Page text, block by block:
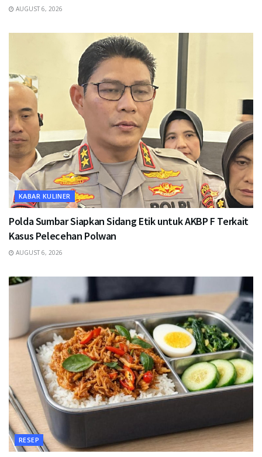
AUGUST 6, 2026
KABAR KULINER
Polda Sumbar Siapkan Sidang Etik untuk AKBP F Terkait
Kasus Pelecehan Polwan
AUGUST 6, 2026
RESEP